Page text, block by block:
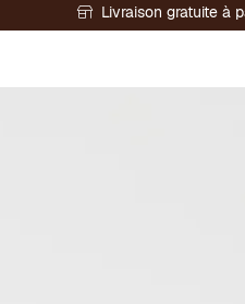
Livraison gratuite à